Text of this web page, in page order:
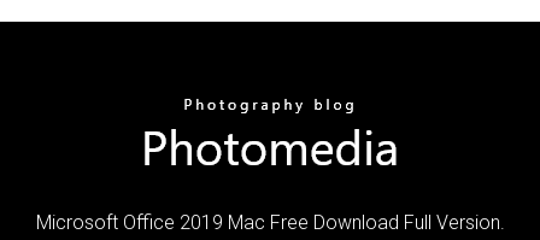
Microsoft Office 2019 Mac Free Download Full Version.